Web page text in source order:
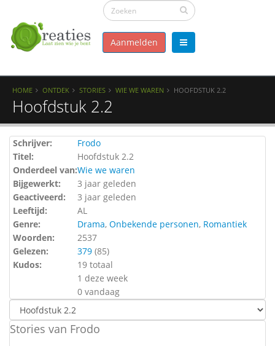
Aanmelden
HOME ONTDEK STORIES WIE WE WAREN HOOFDSTUK 2.2
Hoofdstuk 2.2
Schrijver:
Frodo
Titel:
Hoofdstuk 2.2
Onderdeel van:Wie we waren
Bijgewerkt:
3 jaar geleden
Geactiveerd:
3 jaar geleden
Leeftijd:
AL
Genre:
Drama, Onbekende personen, Romantiek
Woorden:
2537
Gelezen:
379 (85)
Kudos:
19 totaal
1 deze week
0 vandaag
Stories van Frodo